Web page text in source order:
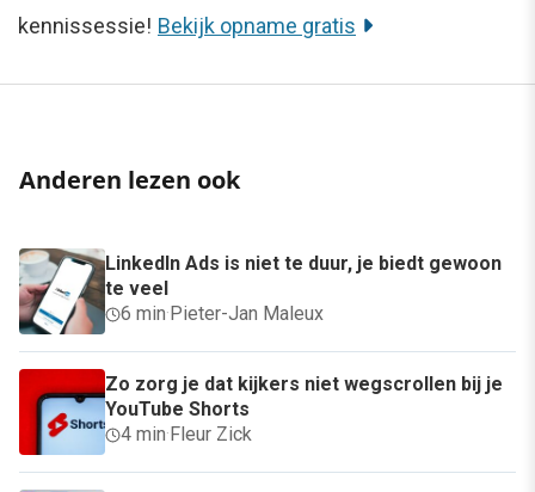
kennissessie! Bekijk opname gratis
Anderen lezen ook
LinkedIn Ads is niet te duur, je biedt gewoon
te veel
6 min· Pieter-Jan Maleux
Zo zorg je dat kijkers niet wegscrollen bij je
YouTube Shorts
4 min· Fleur Zick